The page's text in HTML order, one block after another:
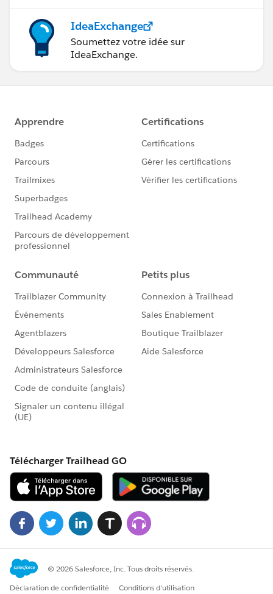
IdeaExchange
Soumettez votre idée sur
IdeaExchange.